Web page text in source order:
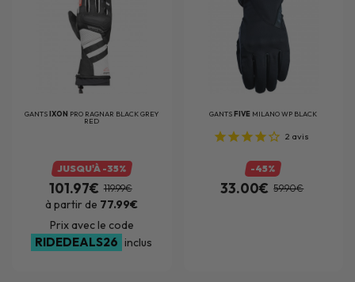
GANTSIXON PRO RAGNAR BLACK GREY
RED
JUSQU'À -35%
101.97€ 119.99€
à partir de 77.99€
Prix avec le code
RIDEDEALS26 inclus
GANTSFIVE MILANO WP BLACK
2 avis
-45%
33.00€ 59.90€